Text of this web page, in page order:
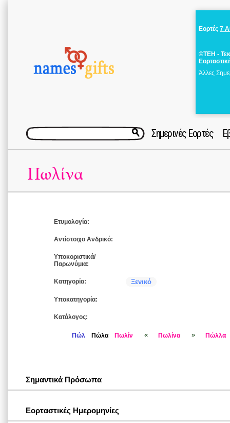
Εορτές 7
©ΤΕΗ -
Άλλες
Σημερινές Εορτές
Πωλίνα
Ετυμολογία:
Αντίστοιχο Ανδρικό:
Υποκοριστικά/
Παρωνύμια:
Κατηγορία: Ξενικό
Υποκατηγορία:
Κατάλογος:
Πώλ Πώλα Πωλίν « Πωλίνα » Πώλλα
Σημαντικά Πρόσωπα
Εορταστικές Ημερομηνίες